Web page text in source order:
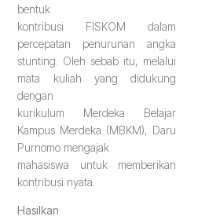
bentuk
kontribusi FISKOM dalam
percepatan penurunan angka
stunting. Oleh sebab itu, melalui
mata kuliah yang didukung
dengan
kurikulum Merdeka Belajar
Kampus Merdeka (MBKM), Daru
Purnomo mengajak
mahasiswa untuk memberikan
kontribusi nyata.
Hasilkan